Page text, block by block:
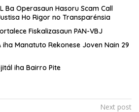
Ba Operasaun Hasoru Scam Call
Ho Rigor no Transparénsia
Fiskalizasaun PAN-VBJ
iha Manatuto Rekonese Joven Nain 29
iha Bairro Pite
Next post